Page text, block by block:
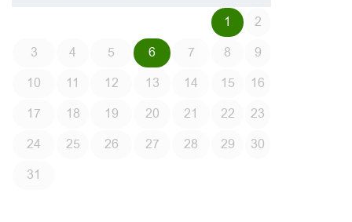
1
2
3
4 5 6 7 8
9
10
11 12 13 14 15
16
17
18 19 20 21 22
23
24
25 26 27 28 29
30
31